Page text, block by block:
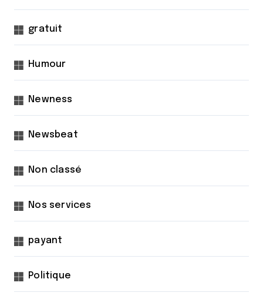
gratuit
Humour
Newness
Newsbeat
Non classé
Nos services
payant
Politique